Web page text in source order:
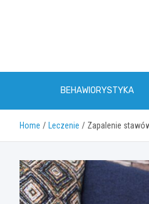
BEHAWIORYSTYKA
Home Leczenie Zapalenie